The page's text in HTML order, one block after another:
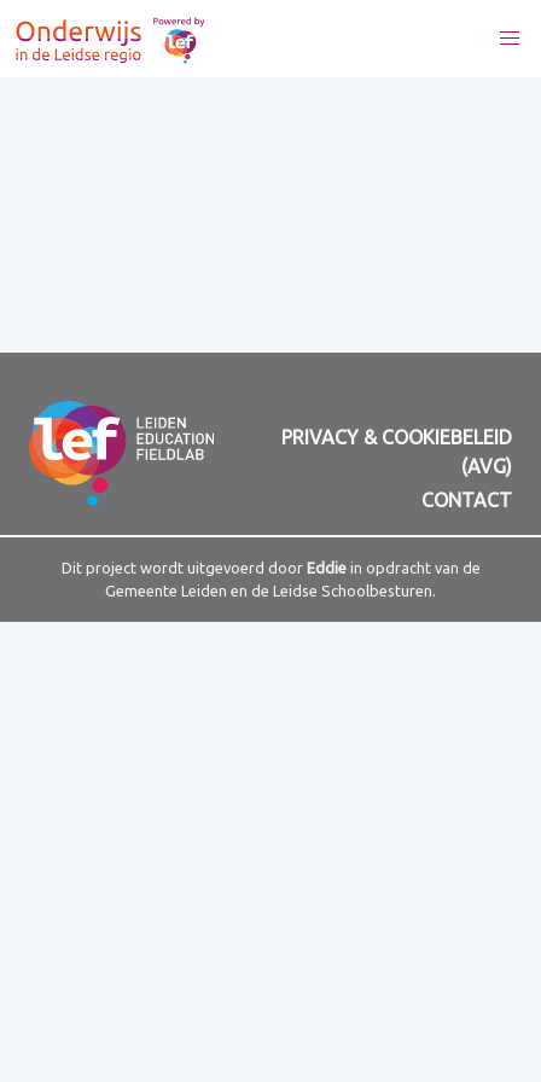
PRIVACY & COOKIEBELEID
(AVG)
CONTACT
Dit project wordt uitgevoerd door Eddiein opdracht van de
Gemeente Leiden en de Leidse Schoolbesturen.